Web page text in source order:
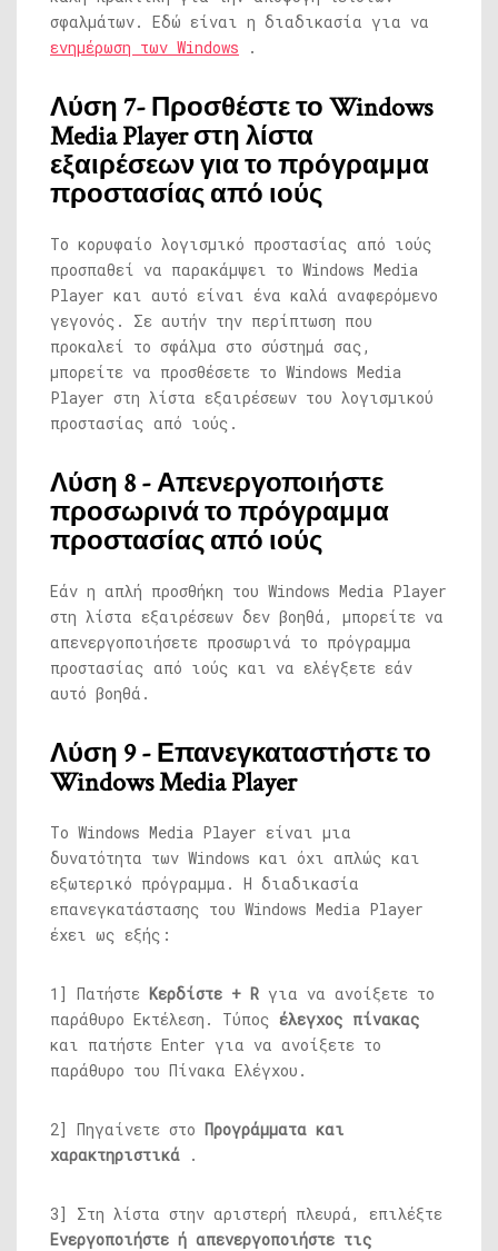
σφαλμάτων. Εδώ είναι η διαδικασία για να
ενημέρωση των Windows
.
Λύση 7- Προσθέστε το Windows
Media Player στη λίστα
εξαιρέσεων για το πρόγραμμα
προστασίας από ιούς
Το κορυφαίο λογισμικό προστασίας από ιούς
προσπαθεί να παρακάμψει το Windows Media
Player και αυτό είναι ένα καλά αναφερόμενο
γεγονός. Σε αυτήν την περίπτωση που
προκαλεί το σφάλμα στο σύστημά σας,
μπορείτε να προσθέσετε το Windows Media
Player στη λίστα εξαιρέσεων του λογισμικού
προστασίας από ιούς.
Λύση 8 - Απενεργοποιήστε
προσωρινά το πρόγραμμα
προστασίας από ιούς
Εάν η απλή προσθήκη του Windows Media Player
στη λίστα εξαιρέσεων δεν βοηθά, μπορείτε να
απενεργοποιήσετε προσωρινά το πρόγραμμα
προστασίας από ιούς και να ελέγξετε εάν
αυτό βοηθά.
Λύση 9 - Επανεγκαταστήστε το
Windows Media Player
Το Windows Media Player είναι μια
δυνατότητα των Windows και όχι απλώς και
εξωτερικό πρόγραμμα. Η διαδικασία
επανεγκατάστασης του Windows Media Player
έχει ως εξής:
1] Πατήστε Κερδίστε + R για να ανοίξετε το
παράθυρο Εκτέλεση. Τύπος έλεγχος πίνακας
και πατήστε Enter για να ανοίξετε το
παράθυρο του Πίνακα Ελέγχου.
2] Πηγαίνετε στο Προγράμματα και
χαρακτηριστικά .
3] Στη λίστα στην αριστερή πλευρά, επιλέξτε
Ενεργοποιήστε ή απενεργοποιήστε τις